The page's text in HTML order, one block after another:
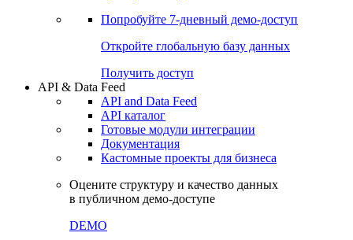
Попробуйте 7-дневный демо-доступ
Откройте глобальную базу данных
Получить доступ
API & Data Feed
API and Data Feed
API каталог
Готовые модули интеграции
Документация
Кастомные проекты для бизнеса
Оцените структуру и качество данных
в публичном демо-доступе
DEMO